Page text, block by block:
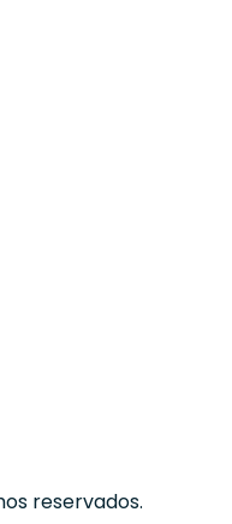
reservados.